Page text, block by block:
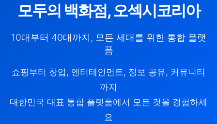
모두의 백화점, 오섹시코리아
10대부터 40대까지, 모든 세대를 위한 통합 플랫
폼
쇼핑부터 창업, 엔터테인먼트, 정보 공유, 커뮤니티
까지
대한민국 대표 통합 플랫폼에서 모든 것을 경험하세
요